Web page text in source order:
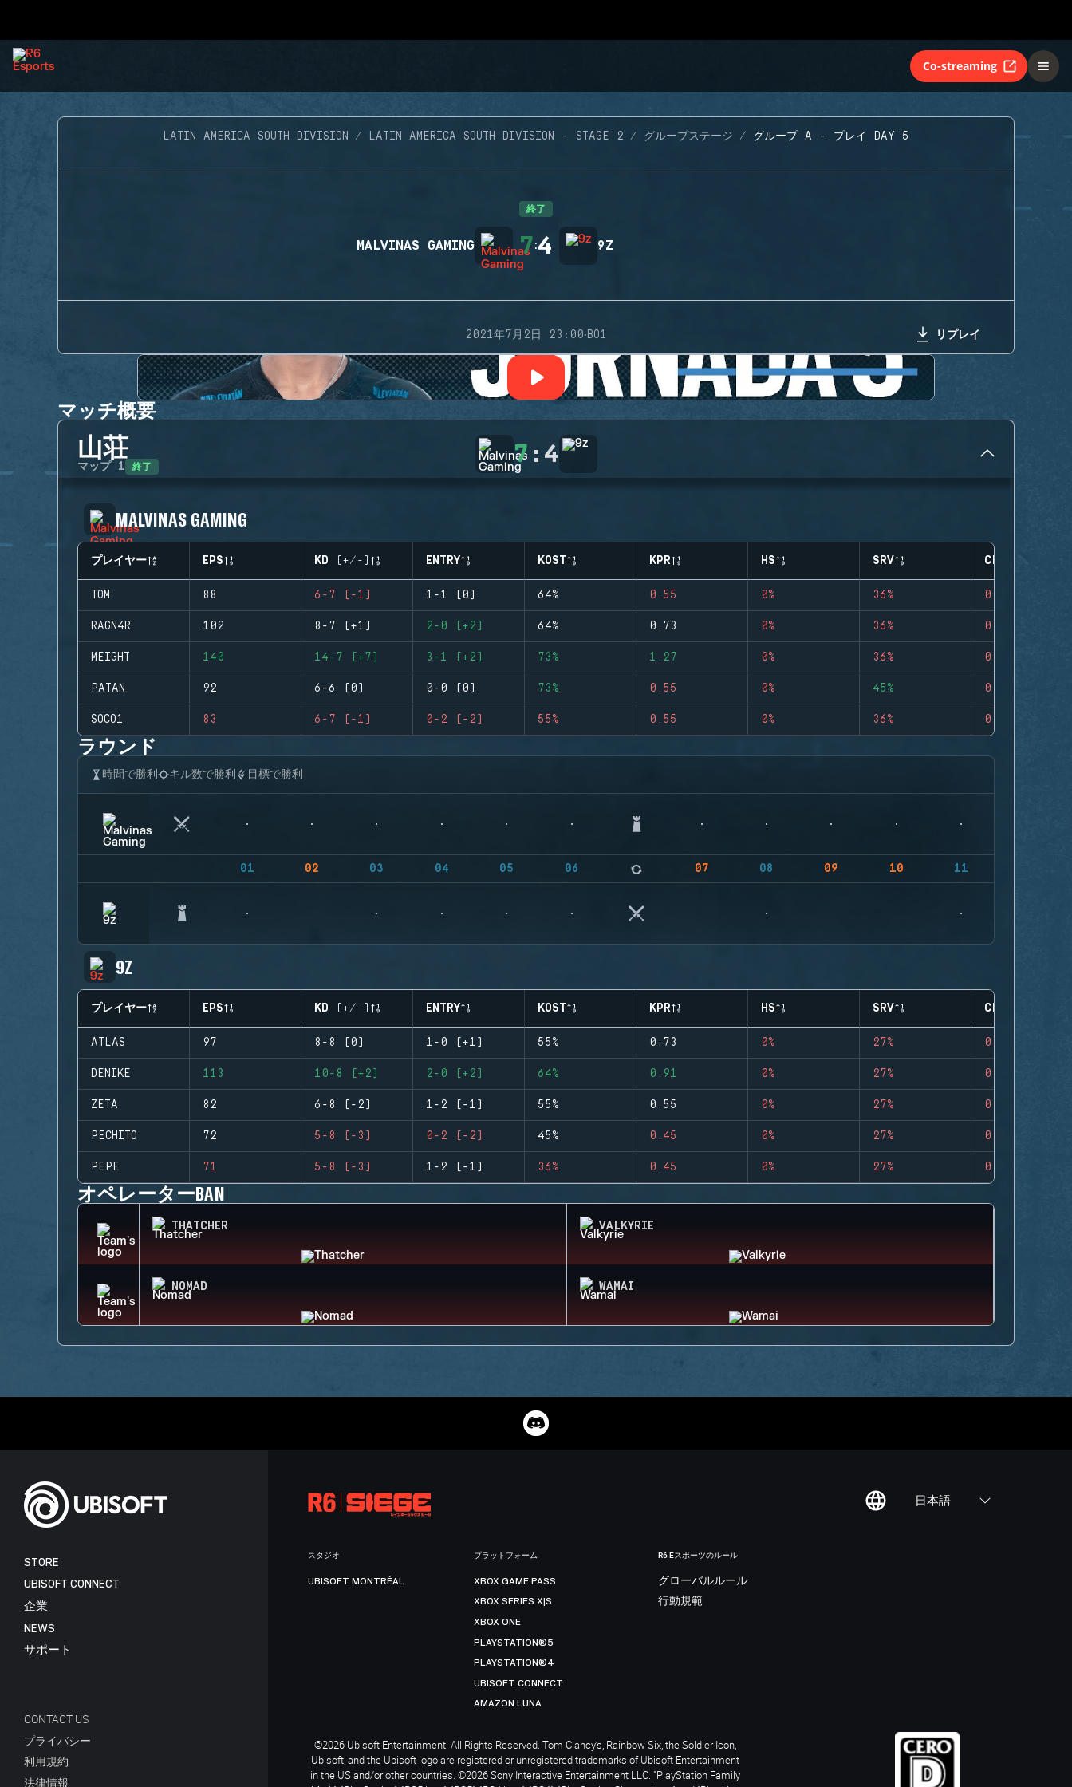
Co-streaming
LATIN AMERICA SOUTH DIVISION LATIN AMERICA SOUTH DIVISION - STAGE 2 グループステージ グループ A - プレイ DAY 5
終了
MALVINAS GAMING 7:4 9Z
2021年7月2日 23:00·BO1 リプレイ
マッチ概要
山荘
マップ 1 終了 7 : 4
MALVINAS GAMING
プレイヤー EPS KD (+/-) ENTRY KOST KPR HS SRV CLUTCHES
TOM 88 6-7 (-1) 1-1 (0) 64% 0.55 0% 36% 0
RAGN4R 102 8-7 (+1) 2-0 (+2) 64% 0.73 0% 36% 0
MEIGHT 140 14-7 (+7) 3-1 (+2) 73% 1.27 0% 36% 0
PATAN 92 6-6 (0) 0-0 (0) 73% 0.55 0% 45% 0
SOCO1 83 6-7 (-1) 0-2 (-2) 55% 0.55 0% 36% 0
ラウンド
時間で勝利 キル数で勝利 目標で勝利
01 02 03 04 05 06 07 08 09 10 11
9Z
プレイヤー EPS KD (+/-) ENTRY KOST KPR HS SRV CLUTCHES
ATLAS 97 8-8 (0) 1-0 (+1) 55% 0.73 0% 27% 0
DENIKE 113 10-8 (+2) 2-0 (+2) 64% 0.91 0% 27% 0
ZETA 82 6-8 (-2) 1-2 (-1) 55% 0.55 0% 27% 0
PECHITO 72 5-8 (-3) 0-2 (-2) 45% 0.45 0% 27% 0
PEPE 71 5-8 (-3) 1-2 (-1) 36% 0.45 0% 27% 0
オペレーターBAN
THATCHER VALKYRIE
NOMAD WAMAI
日本語
STORE
UBISOFT CONNECT
企業
NEWS
サポート
CONTACT US
プライバシー
利用規約
法律情報
スタジオ
UBISOFT MONTRÉAL
プラットフォーム
XBOX GAME PASS
XBOX SERIES X|S
XBOX ONE
PLAYSTATION®5
PLAYSTATION®4
UBISOFT CONNECT
AMAZON LUNA
R6 Eスポーツのルール
グローバルルール
行動規範
©2026 Ubisoft Entertainment. All Rights Reserved. Tom Clancy’s, Rainbow Six, the Soldier Icon,
Ubisoft, and the Ubisoft logo are registered or unregistered trademarks of Ubisoft Entertainment
in the US and/or other countries. ©2026 Sony Interactive Entertainment LLC. "PlayStation Family